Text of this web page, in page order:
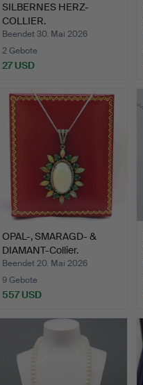
SILBERNES HERZ-
COLLIER.
Beendet 30. Mai 2026
2 Gebote
27 USD
OPAL-, SMARAGD- &
DIAMANT-Collier.
Beendet 20. Mai 2026
9 Gebote
557 USD